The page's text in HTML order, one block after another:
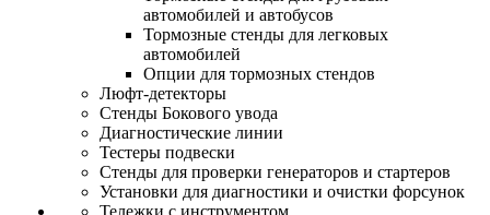
автомобилей и автобусов
Тормозные стенды для легковых
автомобилей
Опции для тормозных стендов
Люфт-детекторы
Стенды Бокового увода
Диагностические линии
Тестеры подвески
Стенды для проверки генераторов и стартеров
Установки для диагностики и очистки форсунок